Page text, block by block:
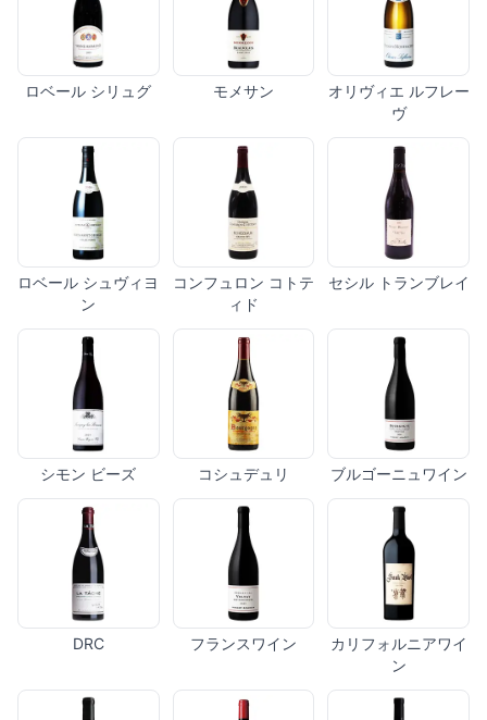
ロベール シリュグ モメサン
オリヴィエ ルフレー
ヴ
ロベール シュヴィヨ
ン
コンフュロン コトテ
ィド
セシル トランブレイ
シモン ビーズ コシュデュリ ブルゴーニュワイン
DRC フランスワイン
カリフォルニアワイ
ン